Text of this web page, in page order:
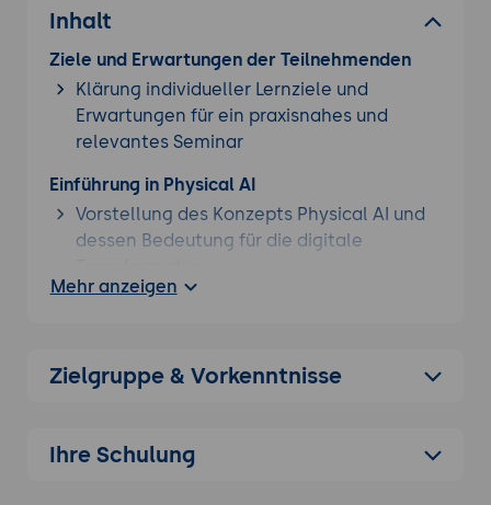
Inhalt
Ziele und Erwartungen der Teilnehmenden
Klärung individueller Lernziele und
Erwartungen für ein praxisnahes und
relevantes Seminar
Einführung in Physical AI
Vorstellung des Konzepts Physical AI und
dessen Bedeutung für die digitale
Historische Entwicklung und
Abgrenzung zu rein digitalen KI-
moderne Unternehmen
Mehr anzeigen
Zielgruppe & Vorkenntnisse
Ihre Schulung